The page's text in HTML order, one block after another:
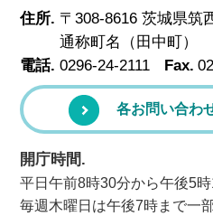
住所. 〒308-8616 茨城県筑
通称町名（田中町）
電話. 0296-24-2111 Fax.
各お問い合わ
開庁時間.
平日午前8時30分から午後5
毎週木曜日は午後7時まで一